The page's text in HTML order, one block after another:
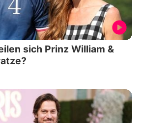
sich Prinz William &